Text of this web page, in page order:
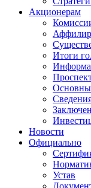
Акционерам
Итоги
Новости
Официально
Устав